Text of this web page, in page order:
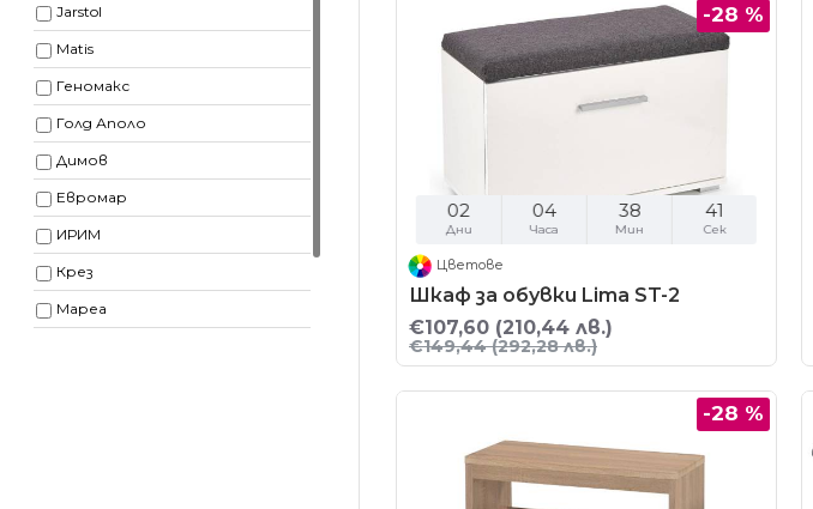
Jarstol
Matis
Геномакс
Голд Аполо
Димов
Евромар
ИРИМ
Крез
Мареа
-28 %
02
Дни
04
Часа
38
Мин
40
Сек
Цветове
Шкаф за обувки Lima ST-2
€107,60 (210,44 лв.)
€149,44(292,28 лв.)
-28 %